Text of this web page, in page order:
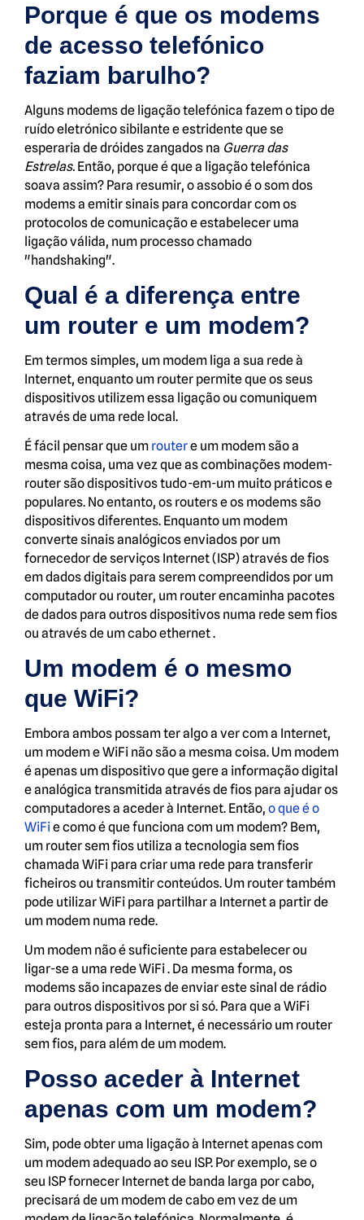
Porque é que os modems
de acesso telefónico
faziam barulho?
Alguns modems de ligação telefónica fazem o tipo de
ruído eletrónico sibilante e estridente que se
esperaria de dróides zangados na Guerra das
Estrelas. Então, porque é que a ligação telefónica
soava assim? Para resumir, o assobio é o som dos
modems a emitir sinais para concordar com os
protocolos de comunicação e estabelecer uma
ligação válida, num processo chamado
"handshaking".
Qual é a diferença entre
um router e um modem?
Em termos simples, um modem liga a sua rede à
Internet, enquanto um router permite que os seus
dispositivos utilizem essa ligação ou comuniquem
através de uma rede local.
É fácil pensar que um routere um modem são a
mesma coisa, uma vez que as combinações modem-
router são dispositivos tudo-em-um muito práticos e
populares. No entanto, os routers e os modems são
dispositivos diferentes. Enquanto um modem
converte sinais analógicos enviados por um
fornecedor de serviços Internet (ISP) através de fios
em dados digitais para serem compreendidos por um
computador ou router, um router encaminha pacotes
de dados para outros dispositivos numa rede sem fios
ou através de um cabo ethernet .
Um modem é o mesmo
que WiFi?
Embora ambos possam ter algo a ver com a Internet,
um modem e WiFi não são a mesma coisa. Um modem
é apenas um dispositivo que gere a informação digital
e analógica transmitida através de fios para ajudar os
computadores a aceder à Internet. Então, o que é o
WiFie como é que funciona com um modem? Bem,
um router sem fios utiliza a tecnologia sem fios
chamada WiFi para criar uma rede para transferir
ficheiros ou transmitir conteúdos. Um router também
pode utilizar WiFi para partilhar a Internet a partir de
um modem numa rede.
Um modem não é suficiente para estabelecer ou
ligar-se a uma rede WiFi . Da mesma forma, os
modems são incapazes de enviar este sinal de rádio
para outros dispositivos por si só. Para que a WiFi
esteja pronta para a Internet, é necessário um router
sem fios, para além de um modem.
Posso aceder à Internet
apenas com um modem?
Sim, pode obter uma ligação à Internet apenas com
um modem adequado ao seu ISP. Por exemplo, se o
seu ISP fornecer Internet de banda larga por cabo,
precisará de um modem de cabo em vez de um